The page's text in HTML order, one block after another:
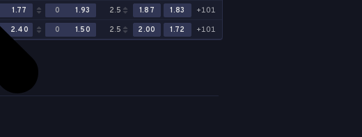
1.77 0 1.93 2.5 1.87 1.83
+101
2.40 0 1.50 2.5 2.00 1.72 +101